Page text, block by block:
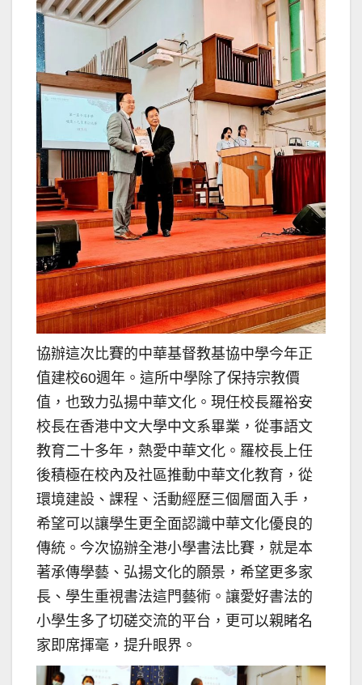
協辦這次比賽的中華基督教基協中學今年正
值建校60週年。這所中學除了保持宗教價
值，也致力弘揚中華文化。現任校長羅裕安
校長在香港中文大學中文系畢業，從事語文
教育二十多年，熱愛中華文化。羅校長上任
後積極在校內及社區推動中華文化教育，從
環境建設、課程、活動經歷三個層面入手，
希望可以讓學生更全面認識中華文化優良的
傳統。今次協辦全港小學書法比賽，就是本
著承傳學藝、弘揚文化的願景，希望更多家
長、學生重視書法這門藝術。讓愛好書法的
小學生多了切磋交流的平台，更可以親睹名
家即席揮毫，提升眼界。